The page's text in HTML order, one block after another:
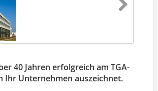
40 Jahren erfolgreich am TGA-
Ihr Unter­nehmen auszeichnet.